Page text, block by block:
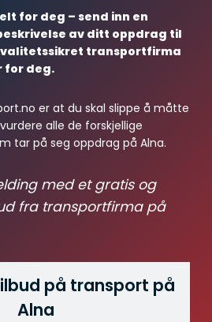
for deg – send inn en
av ditt oppdrag til
transportfirma
for deg.
er at du skal slippe å måtte
alle de forskjellige
tar på seg oppdrag på Alna.
med et gratis og
fra transportfirma på
på transport på
Alna